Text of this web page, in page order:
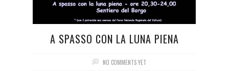
A SPASSO CON LA LUNA PIENA
NO COMMENTS YET